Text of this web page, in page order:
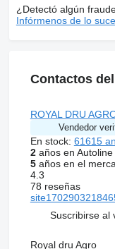
¿Detectó algún
Infórmenos de lo
Contactos
ROYAL DRU
Vendedor
En stock: 61615
2años en Autoline
5años en el
4.3
78 reseñas
Suscribirse al
Royal dru Agro